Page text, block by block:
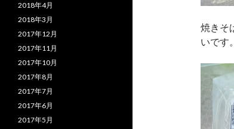
焼きそ
いです。
2018年4月
2018年3月
2017年12月
2017年11月
2017年10月
2017年8月
2017年7月
2017年6月
2017年5月